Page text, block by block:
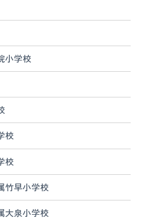
小学校
校
校
竹早小学校
大泉小学校